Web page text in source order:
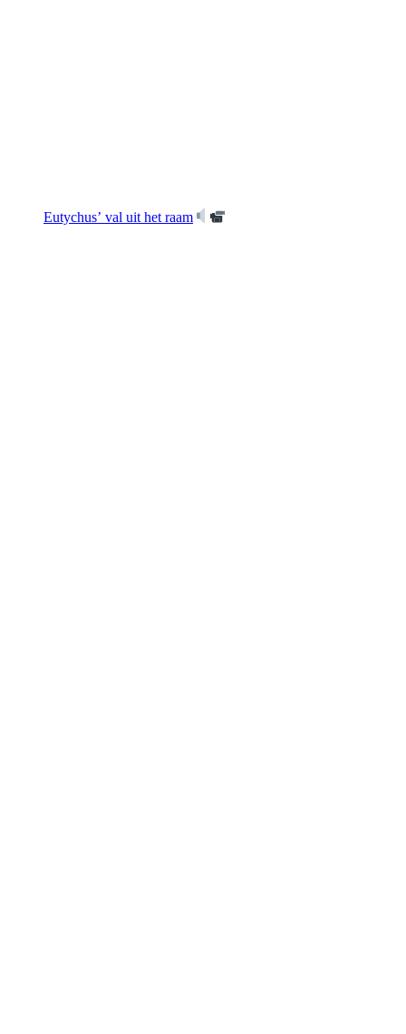
Eutychus’ val uit het raam